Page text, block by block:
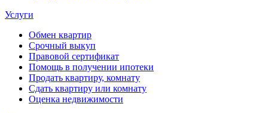
Услуги
Обмен квартир
Срочный выкуп
Правовой сертификат
Помощь в получении ипотеки
Продать квартиру, комнату
Сдать квартиру или комнату
Оценка недвижимости